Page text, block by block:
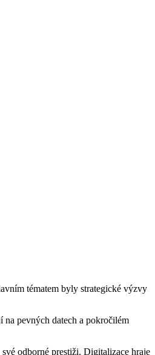
tématem byly strategické výzvy
na pevných datech a pokročilém
odborné prestiži. Digitalizace hraje